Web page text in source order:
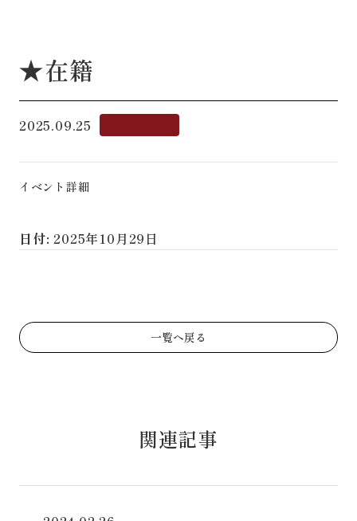
★在籍
2025.09.25
イベント詳細
日付: 2025年10月29日
一覧へ戻る
関連記事